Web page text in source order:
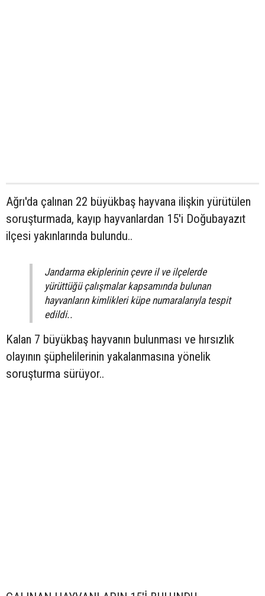
Ağrı'da çalınan 22 büyükbaş hayvana ilişkin yürütülen
soruşturmada, kayıp hayvanlardan 15'i Doğubayazıt
ilçesi yakınlarında bulundu..
Jandarma ekiplerinin çevre il ve ilçelerde
yürüttüğü çalışmalar kapsamında bulunan
hayvanların kimlikleri küpe numaralarıyla tespit
edildi..
Kalan 7 büyükbaş hayvanın bulunması ve hırsızlık
olayının şüphelilerinin yakalanmasına yönelik
soruşturma sürüyor..